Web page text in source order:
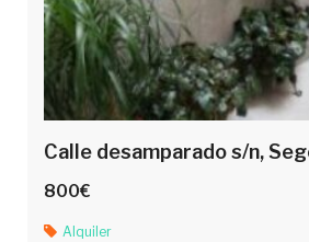
Calle desamparado s/n,
800€
Alquiler